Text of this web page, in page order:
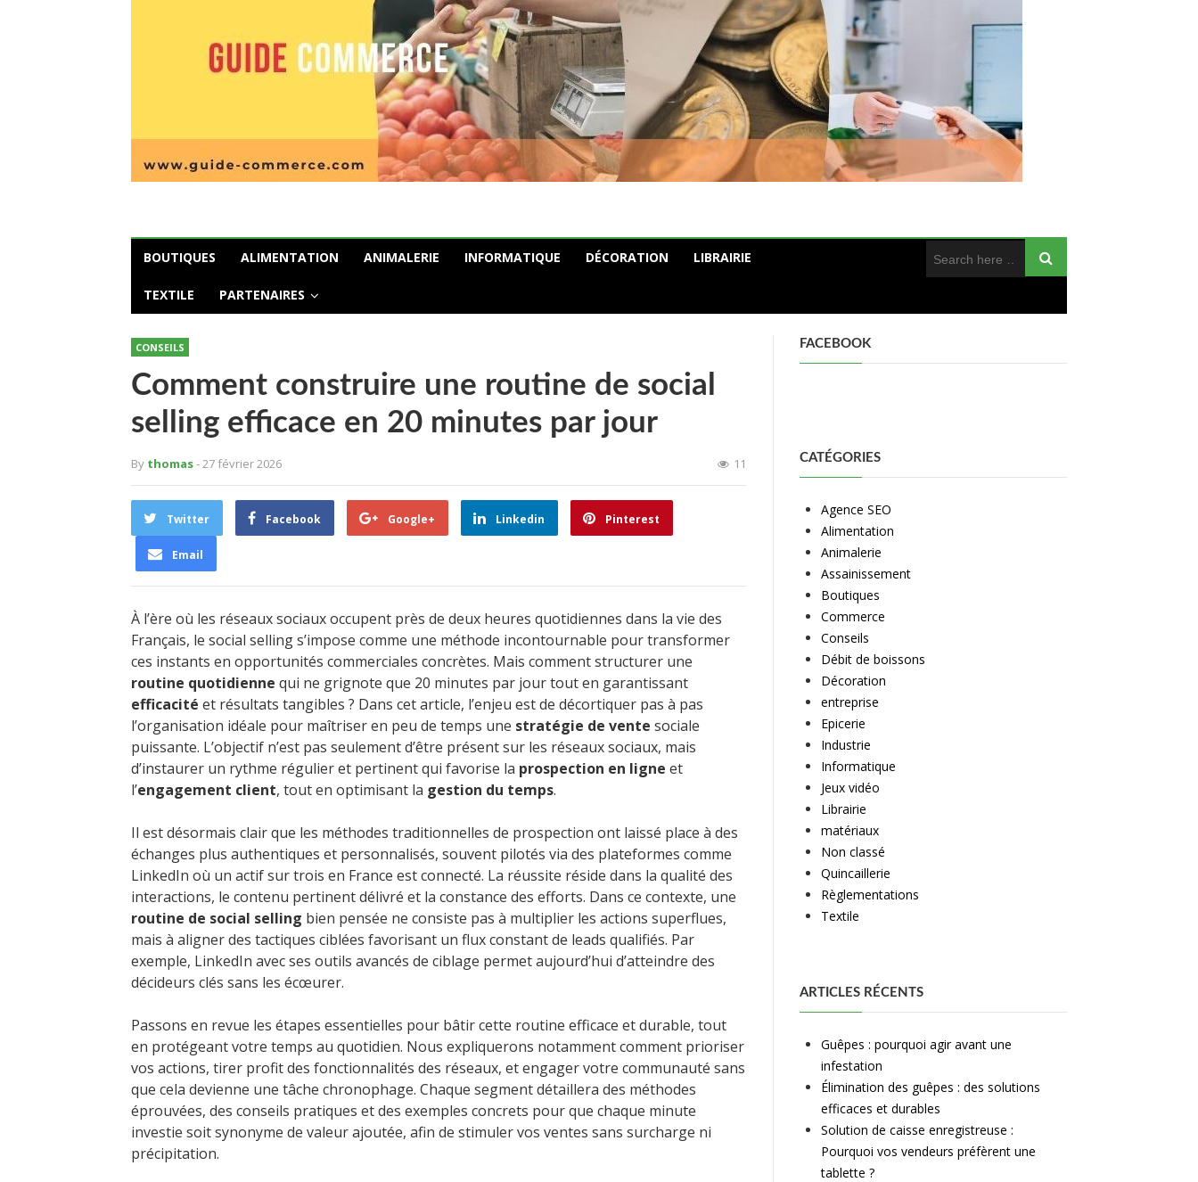
BOUTIQUES ALIMENTATION ANIMALERIE INFORMATIQUE DÉCORATION LIBRAIRIE
TEXTILE PARTENAIRES
CONSEILS
Comment construire une routine de social
selling efficace en 20 minutes par jour
By thomas- 27 février 2026 11
Twitter Facebook Google+ Linkedin Pinterest
Email
À l’ère où les réseaux sociaux occupent près de deux heures quotidiennes dans la vie des
Français, le social selling s’impose comme une méthode incontournable pour transformer
ces instants en opportunités commerciales concrètes. Mais comment structurer une
routine quotidienne qui ne grignote que 20 minutes par jour tout en garantissant
efficacité et résultats tangibles ? Dans cet article, l’enjeu est de décortiquer pas à pas
l’organisation idéale pour maîtriser en peu de temps une stratégie de vente sociale
puissante. L’objectif n’est pas seulement d’être présent sur les réseaux sociaux, mais
d’instaurer un rythme régulier et pertinent qui favorise la prospection en ligne et
l’engagement client, tout en optimisant la gestion du temps.
Il est désormais clair que les méthodes traditionnelles de prospection ont laissé place à des
échanges plus authentiques et personnalisés, souvent pilotés via des plateformes comme
LinkedIn où un actif sur trois en France est connecté. La réussite réside dans la qualité des
interactions, le contenu pertinent délivré et la constance des efforts. Dans ce contexte, une
routine de social selling bien pensée ne consiste pas à multiplier les actions superflues,
mais à aligner des tactiques ciblées favorisant un flux constant de leads qualifiés. Par
exemple, LinkedIn avec ses outils avancés de ciblage permet aujourd’hui d’atteindre des
décideurs clés sans les écœurer.
Passons en revue les étapes essentielles pour bâtir cette routine efficace et durable, tout
en protégeant votre temps au quotidien. Nous expliquerons notamment comment prioriser
vos actions, tirer profit des fonctionnalités des réseaux, et engager votre communauté sans
que cela devienne une tâche chronophage. Chaque segment détaillera des méthodes
éprouvées, des conseils pratiques et des exemples concrets pour que chaque minute
investie soit synonyme de valeur ajoutée, afin de stimuler vos ventes sans surcharge ni
précipitation.
FACEBOOK
CATÉGORIES
Agence SEO
Alimentation
Animalerie
Assainissement
Boutiques
Commerce
Conseils
Débit de boissons
Décoration
entreprise
Epicerie
Industrie
Informatique
Jeux vidéo
Librairie
matériaux
Non classé
Quincaillerie
Règlementations
Textile
ARTICLES RÉCENTS
Guêpes : pourquoi agir avant une
infestation
Élimination des guêpes : des solutions
efficaces et durables
Solution de caisse enregistreuse :
Pourquoi vos vendeurs préfèrent une
tablette ?